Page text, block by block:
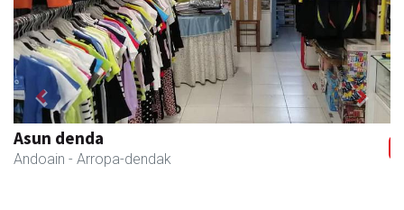
Asun denda
Andoain - Arropa-dendak
Previous Next